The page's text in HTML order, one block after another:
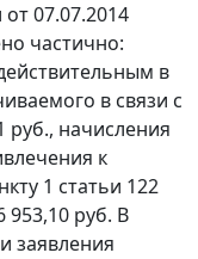
07.07.2014
частично:
в
в связи с
начисления
к
1 статьи 122
руб. В
заявления